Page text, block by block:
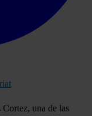
una de las